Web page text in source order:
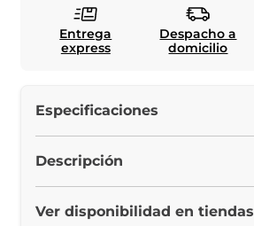
Entrega
express
Despacho a
domicilio
Especificaciones
Descripción
Ver disponibilidad en tiendas